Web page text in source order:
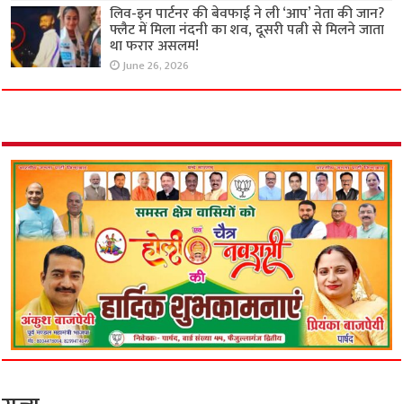
लिव-इन पार्टनर की बेवफाई ने ली ‘आप’ नेता की जान?
फ्लैट में मिला नंदनी का शव, दूसरी पत्नी से मिलने जाता
था फरार असलम!
June 26, 2026